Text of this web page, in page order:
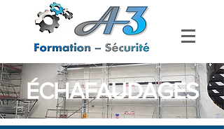
ÉCHAFAUDAGES